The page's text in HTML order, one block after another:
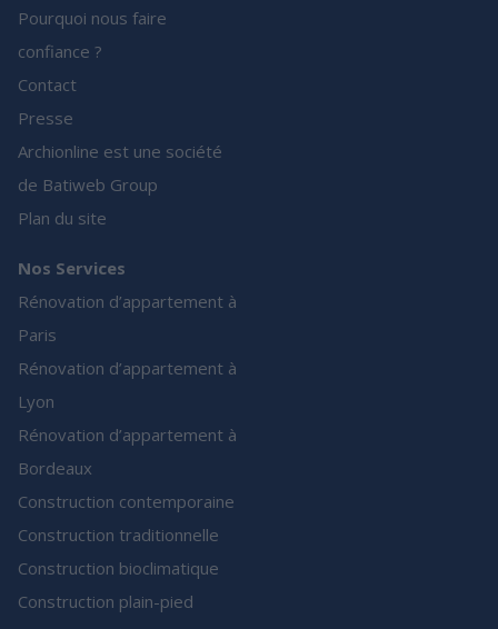
Pourquoi nous faire
confiance ?
Contact
Presse
Archionline est une société
de Batiweb Group
Plan du site
Nos Services
Rénovation d’appartement à
Paris
Rénovation d’appartement à
Lyon
Rénovation d’appartement à
Bordeaux
Construction contemporaine
Construction traditionnelle
Construction bioclimatique
Construction plain-pied